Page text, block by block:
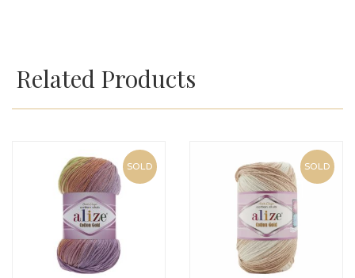
Related Products
SOLD SOLD